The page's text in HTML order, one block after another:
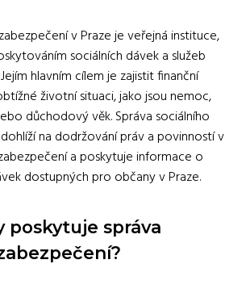
v Praze je veřejná instituce,
sociálních dávek a služeb
hlavním cílem je zajistit finanční
životní situaci, jako jsou nemoc,
důchodový věk. Správa sociálního
na dodržování práv a povinností v
a poskytuje informace o
dostupných pro občany v Praze.
poskytuje správa